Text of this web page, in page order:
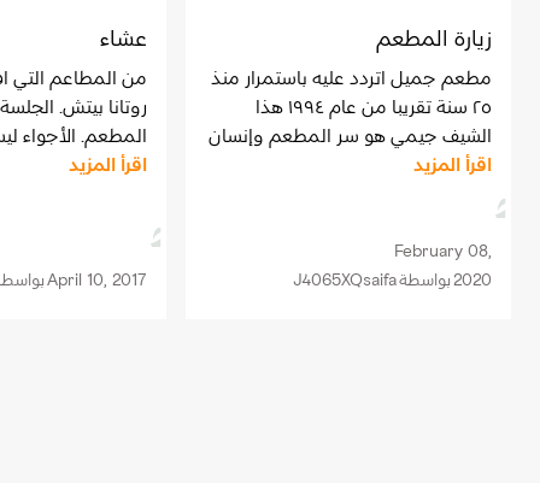
زيارة المطعم
مطعم جميل اتردد عليه باستمرار منذ
٢٥ سنة تقريبا من عام ١٩٩٤ هذا
الشيف جيمي هو سر المطعم وإنسان
لطيف ومحترم ويحترم الزباءن
اقرأ المزيد
February 08,
2020بواسطةJ4065XQsaifa
عشاء
من المطاعم التي
روتانا بيتش.
المطعم. الأجواء
جيدة. قسم اخر
اقرأ المزيد
April 10, 2017